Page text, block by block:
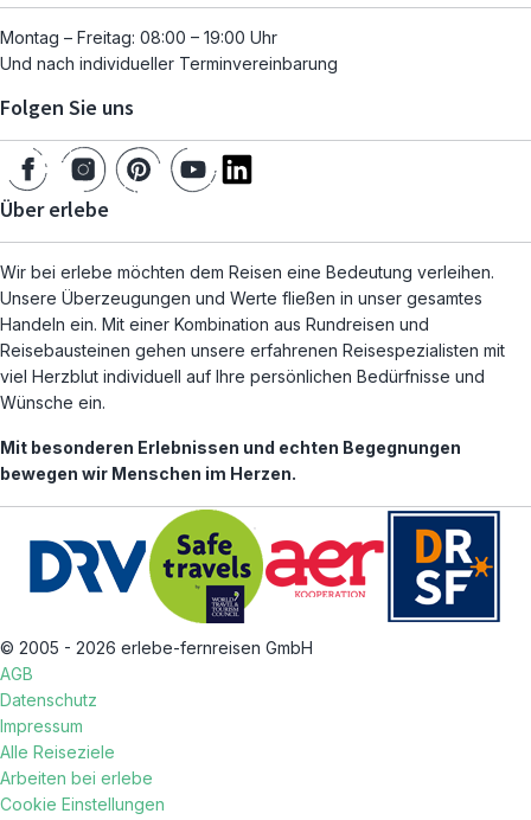
Montag – Freitag: 08:00 – 19:00 Uhr
Und nach individueller Terminvereinbarung
Folgen Sie uns
Über erlebe
Wir bei erlebe möchten dem Reisen eine Bedeutung verleihen.
Unsere Überzeugungen und Werte fließen in unser gesamtes
Handeln ein. Mit einer Kombination aus Rundreisen und
Reisebausteinen gehen unsere erfahrenen Reisespezialisten mit
viel Herzblut individuell auf Ihre persönlichen Bedürfnisse und
Wünsche ein.
Mit besonderen Erlebnissen und echten Begegnungen
bewegen wir Menschen im Herzen.
© 2005 - 2026 erlebe-fernreisen GmbH
AGB
Datenschutz
Impressum
Alle Reiseziele
Arbeiten bei erlebe
Cookie Einstellungen